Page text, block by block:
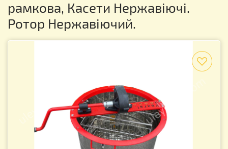
рамкова, Касети Нержавіючі.
Ротор Нержавіючий.